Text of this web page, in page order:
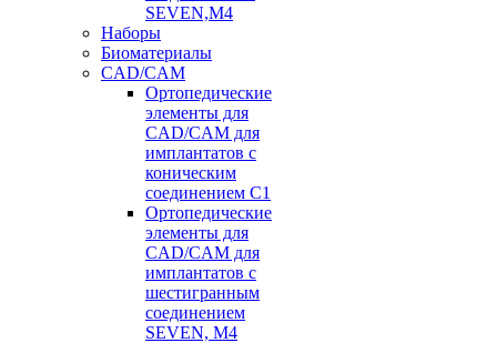
SEVEN,M4
Наборы
Биоматериалы
CAD/CAM
Ортопедические
элементы для
CAD/CAM для
имплантатов с
коническим
соединением С1
Ортопедические
элементы для
CAD/CAM для
имплантатов с
шестигранным
соединением
SEVEN, М4